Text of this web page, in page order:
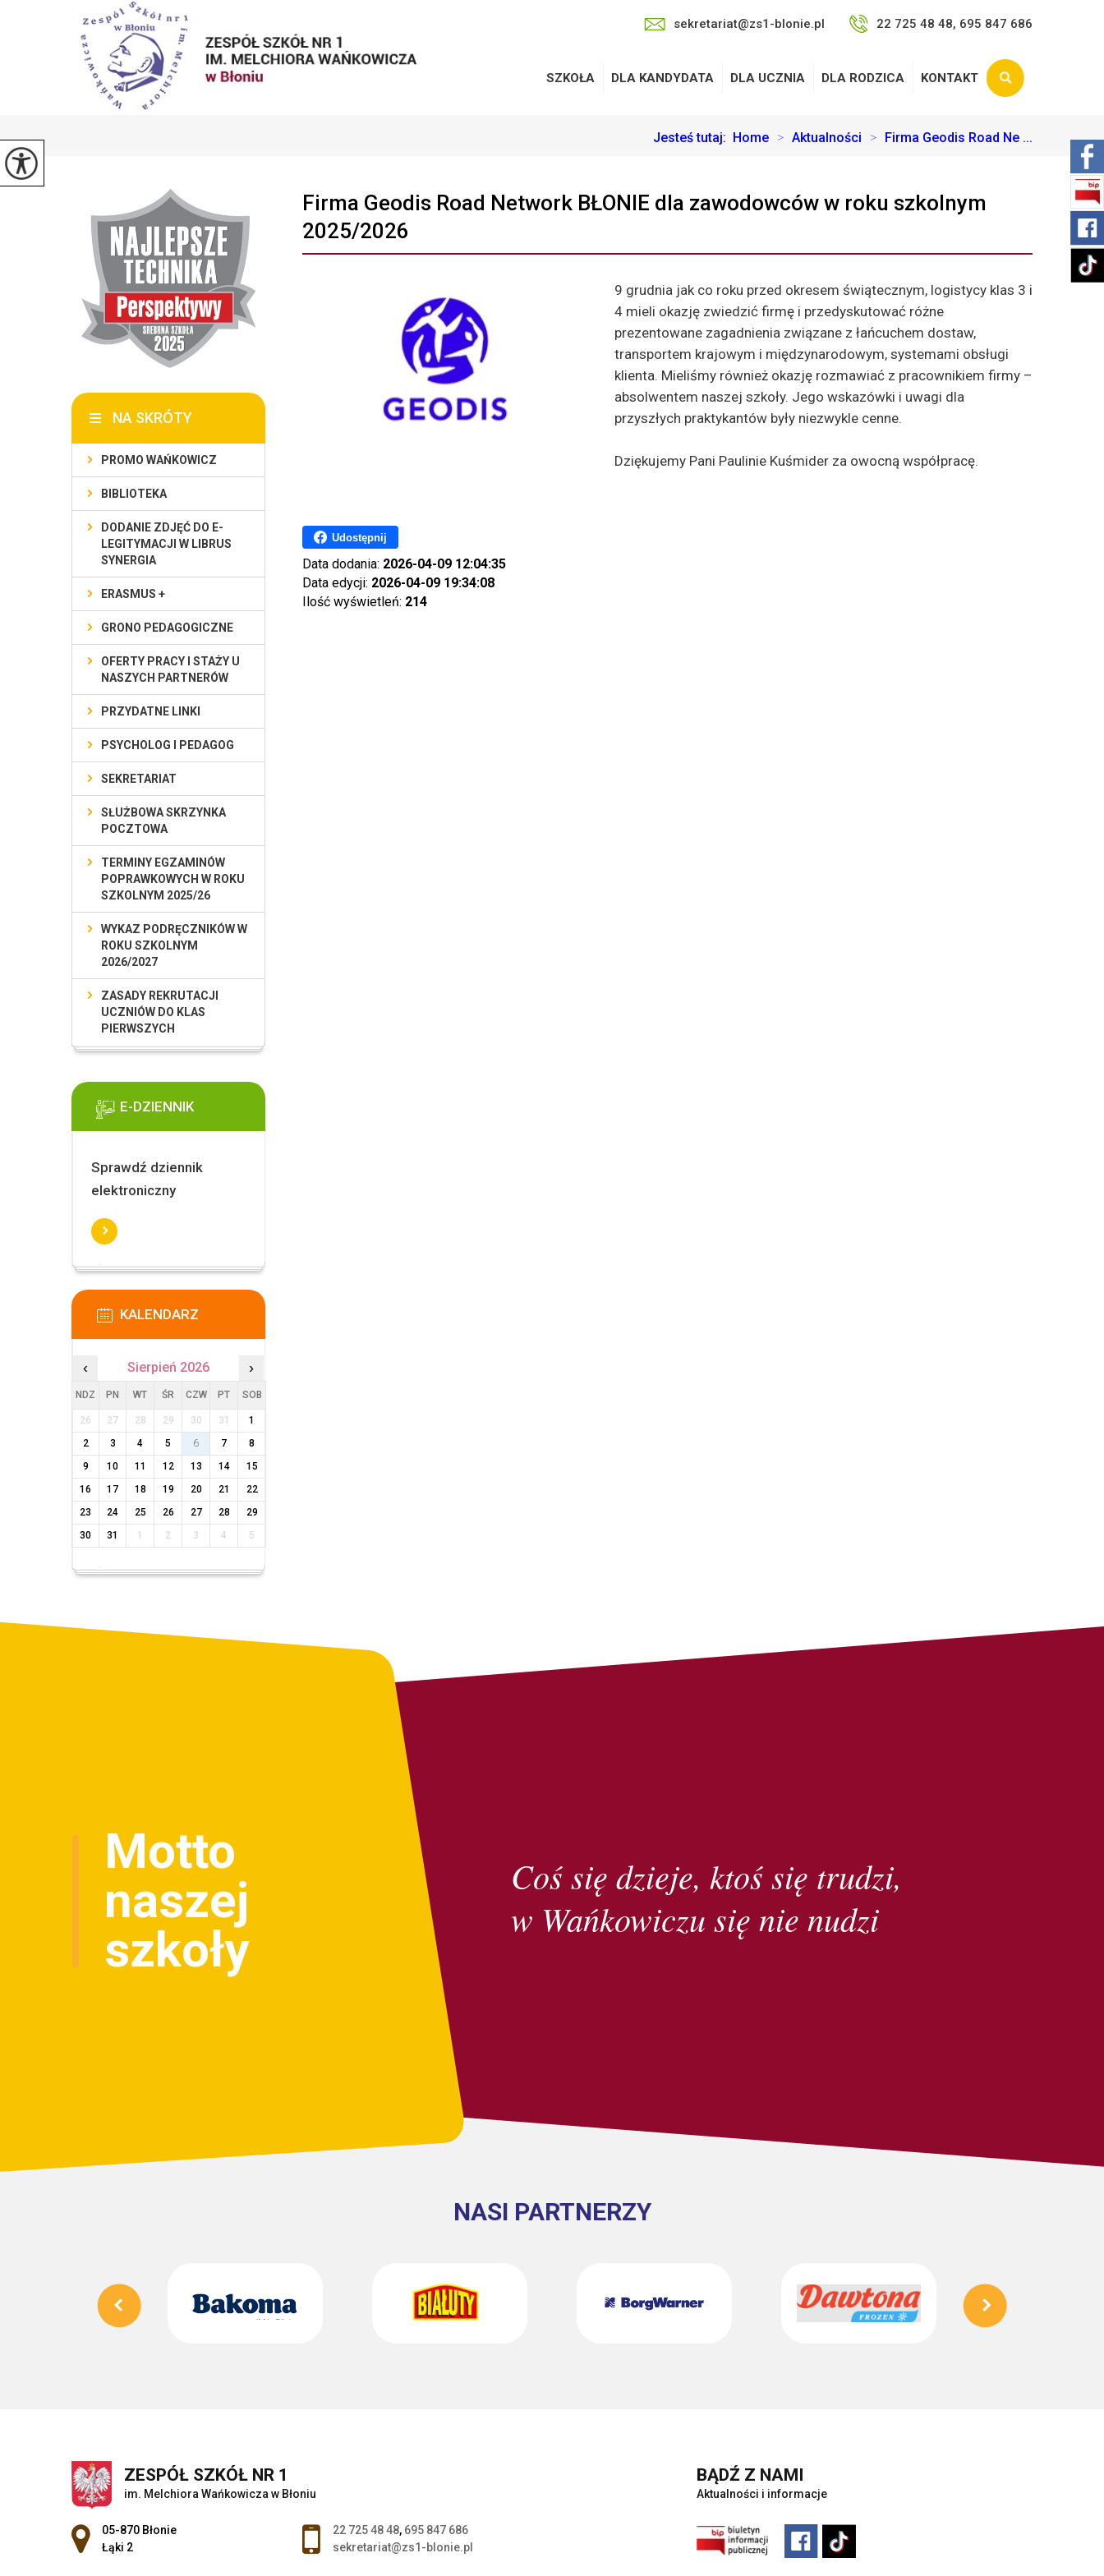
sekretariat@zs1-blonie.pl 22 725 48 48, 695 847 686
SZKOŁA DLA KANDYDATA DLA UCZNIA DLA RODZICA KONTAKT
Jesteś tutaj: Home > Aktualności > Firma Geodis Road Ne ...
Firma Geodis Road Network BŁONIE dla zawodowców w roku szkolnym
2025/2026
9 grudnia jak co roku przed okresem świątecznym, logistycy klas 3 i
4 mieli okazję zwiedzić firmę i przedyskutować różne
prezentowane zagadnienia związane z łańcuchem dostaw,
transportem krajowym i międzynarodowym, systemami obsługi
klienta. Mieliśmy również okazję rozmawiać z pracownikiem firmy –
absolwentem naszej szkoły. Jego wskazówki i uwagi dla
przyszłych praktykantów były niezwykle cenne.
Dziękujemy Pani Paulinie Kuśmider za owocną współpracę.
Udostępnij
Data dodania: 2026-04-09 12:04:35
Data edycji: 2026-04-09 19:34:08
Ilość wyświetleń: 214
NA SKRÓTY
PROMO WAŃKOWICZ
BIBLIOTEKA
DODANIE ZDJĘĆ DO E-
LEGITYMACJI W LIBRUS
SYNERGIA
ERASMUS +
GRONO PEDAGOGICZNE
OFERTY PRACY I STAŻY U
NASZYCH PARTNERÓW
PRZYDATNE LINKI
PSYCHOLOG I PEDAGOG
SEKRETARIAT
SŁUŻBOWA SKRZYNKA
POCZTOWA
TERMINY EGZAMINÓW
POPRAWKOWYCH W ROKU
SZKOLNYM 2025/26
WYKAZ PODRĘCZNIKÓW W
ROKU SZKOLNYM
2026/2027
ZASADY REKRUTACJI
UCZNIÓW DO KLAS
PIERWSZYCH
E-DZIENNIK
Sprawdź dziennik
elektroniczny
KALENDARZ
‹ Sierpień 2026 ›
NDZ PN WT ŚR CZW PT SOB
26 27 28 29 30 31
1
2
3 4 5 6 7
8
9
10 11 12 13 14
15
16
17 18 19 20 21
22
23
24 25 26 27 28
29
30
31 1 2 3 4 5
Coś się dzieje, ktoś się trudzi,
w Wańkowiczu się nie nudzi
Motto
naszej
szkoły
NASI PARTNERZY
ZESPÓŁ SZKÓŁ NR 1
im. Melchiora Wańkowicza w Błoniu
Adres pocztowy:
05-870 Błonie
Łąki 2
22 725 48 48, 695 847 686
sekretariat@zs1-blonie.pl
BĄDŹ Z NAMI
Aktualności i informacje